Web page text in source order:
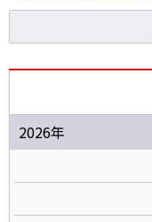
2026年